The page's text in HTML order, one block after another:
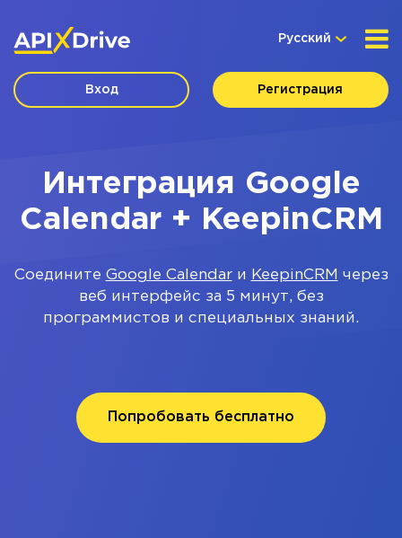
Русский
Вход Регистрация
Интеграция Google
Calendar + KeepinCRM
Соедините Google Calendarи KeepinCRM через
веб интерфейс за 5 минут, без
программистов и специальных знаний.
Попробовать бесплатно